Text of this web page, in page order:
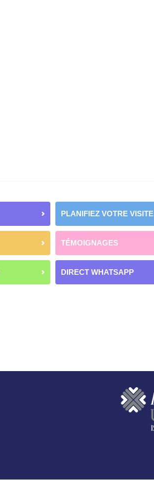
PLANIFIEZ VOTRE VISITE
TÉMOIGNAGES
DIRECT WHATSAPP